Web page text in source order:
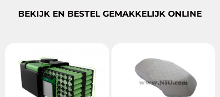
BEKIJK EN BESTEL GEMAKKELIJK ONLINE